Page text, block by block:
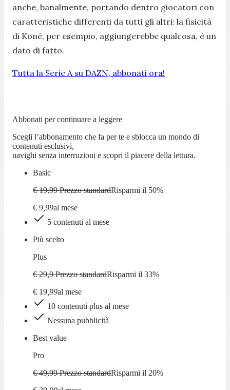
anche, banalmente, portando dentro giocatori con
caratteristiche differenti da tutti gli altri: la fisicità
di Koné, per esempio, aggiungerebbe qualcosa, è un
dato di fatto.
Tutta la Serie A su DAZN, abbonati ora!
Abbonati per continuare a leggere
Scegli l’abbonamento che fa per te e sblocca un mondo di
contenuti esclusivi,
navighi senza interruzioni e scopri il piacere della lettura.
Basic
€ 19,99 Prezzo standardRisparmi il 50%
€ 9 99al mese
5 contenuti al mese
Più scelto
Plus
€ 29,9 Prezzo standardRisparmi il 33%
€ 19 99al mese
10 contenuti plus al mese
Nessuna pubblicità
Best value
Pro
€ 49,99 Prezzo standardRisparmi il 20%